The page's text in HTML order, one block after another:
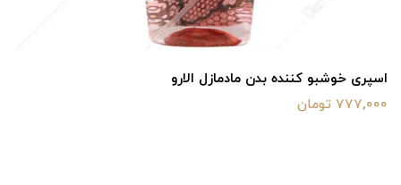
اسپری خوشبو کننده بدن مادمازل الارو
777,000 تومان